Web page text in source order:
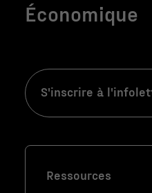
Économique
S'inscrire à
Ressources